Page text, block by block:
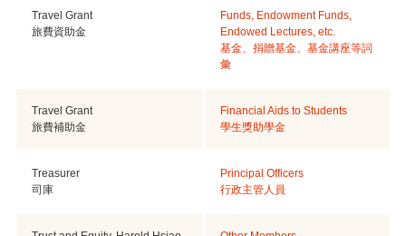
Travel Grant
旅費資助金
Funds, Endowment Funds,
Endowed Lectures, etc.
基金、捐贈基金、基金講座等詞
彙
Travel Grant
旅費補助金
Financial Aids to Students
學生獎助學金
Treasurer
司庫
Principal Officers
行政主管人員